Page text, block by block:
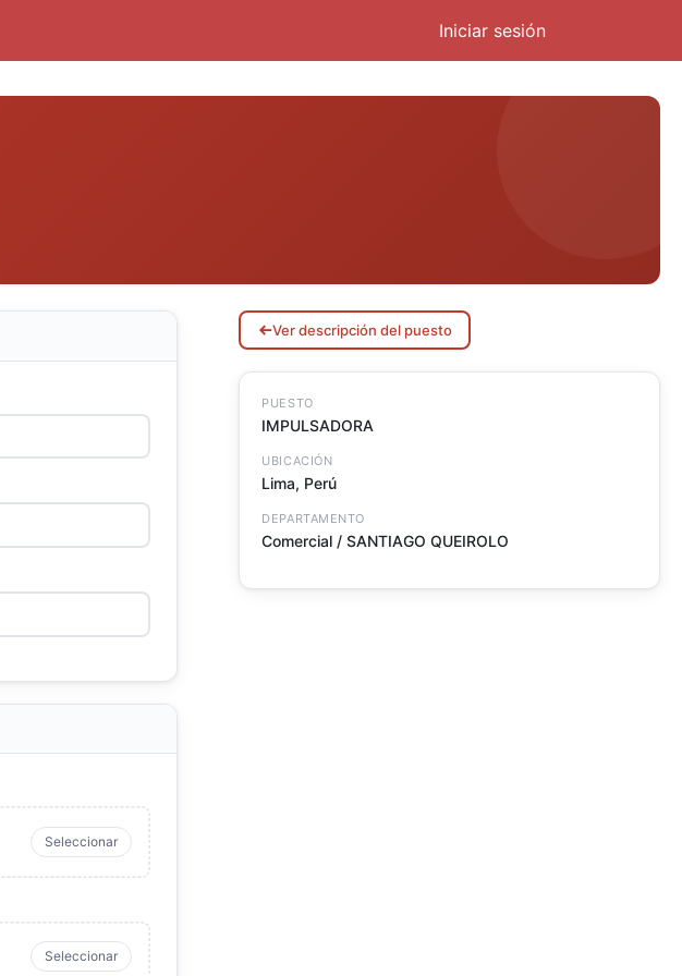
Iniciar sesión
Seleccionar
Seleccionar
Ver descripción del puesto
PUESTO
IMPULSADORA
UBICACIÓN
Lima, Perú
DEPARTAMENTO
Comercial / SANTIAGO QUEIROLO